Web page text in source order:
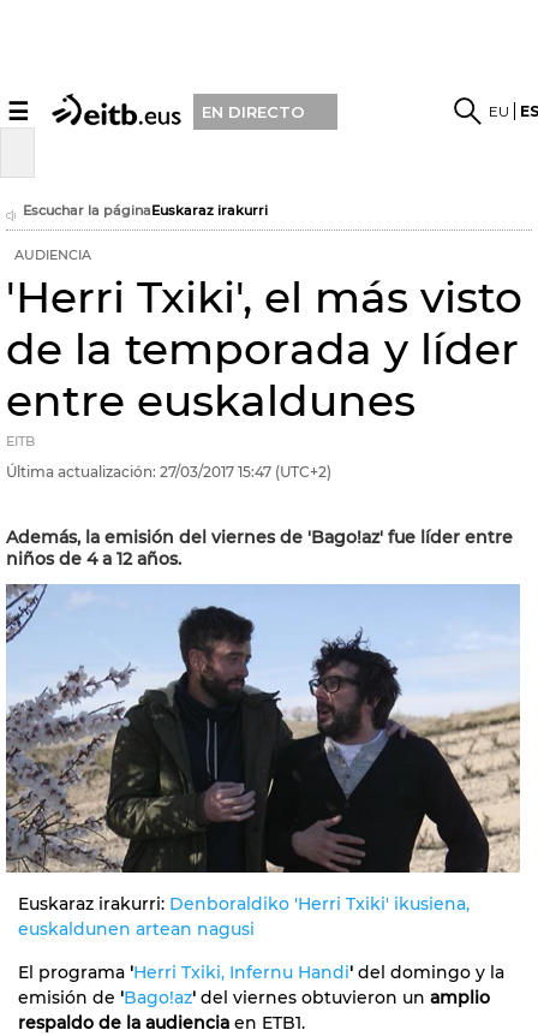
☰ EN DIRECTO EU
Escuchar la páginaEuskaraz irakurri
AUDIENCIA
'Herri Txiki', el más visto
de la temporada y líder
entre euskaldunes
EITB
Última actualización: 27/03/2017 15:47 (UTC+2)
Además, la emisión del viernes de 'Bago!az' fue líder entre
niños de 4 a 12 años.
Euskaraz irakurri: Denboraldiko 'Herri Txiki' ikusiena,
euskaldunen artean nagusi
El programa 'Herri Txiki, Infernu Handi' del domingo y la
emisión de 'Bago!az' del viernes obtuvieron un amplio
respaldo de la audiencia en ETB1.